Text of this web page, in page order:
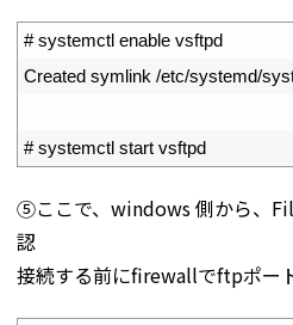
# systemctl enable vsftpd
Created symlink /etc/systemd/
# systemctl start vsftpd
⑤ここで、windows 側から、
認
接続する前にfirewallでftpポー